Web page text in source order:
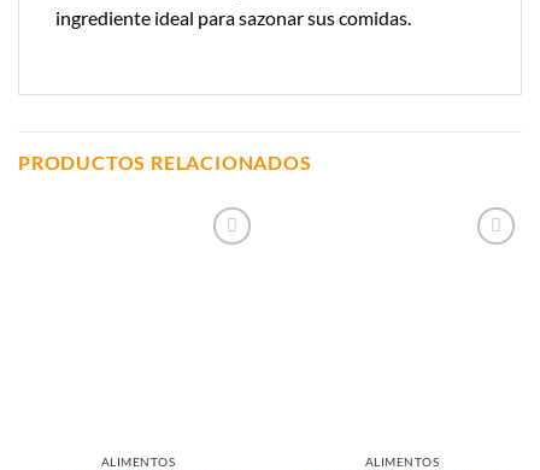
ingrediente ideal para sazonar sus comidas.
PRODUCTOS RELACIONADOS
ALIMENTOS ALIMENTOS